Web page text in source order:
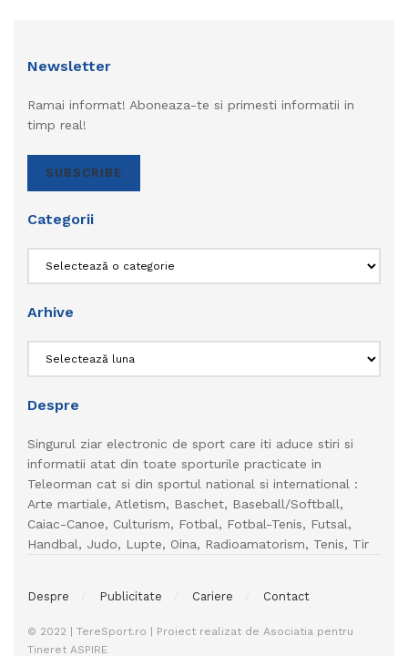
Newsletter
Ramai informat! Aboneaza-te si primesti informatii in
timp real!
SUBSCRIBE
Categorii
Arhive
Despre
Singurul ziar electronic de sport care iti aduce stiri si
informatii atat din toate sporturile practicate in
Teleorman cat si din sportul national si international :
Arte martiale, Atletism, Baschet, Baseball/Softball,
Caiac-Canoe, Culturism, Fotbal, Fotbal-Tenis, Futsal,
Handbal, Judo, Lupte, Oina, Radioamatorism, Tenis, Tir
Despre Publicitate Cariere Contact
© 2022 | TereSport.ro | Proiect realizat de Asociatia pentru
Tineret ASPIRE